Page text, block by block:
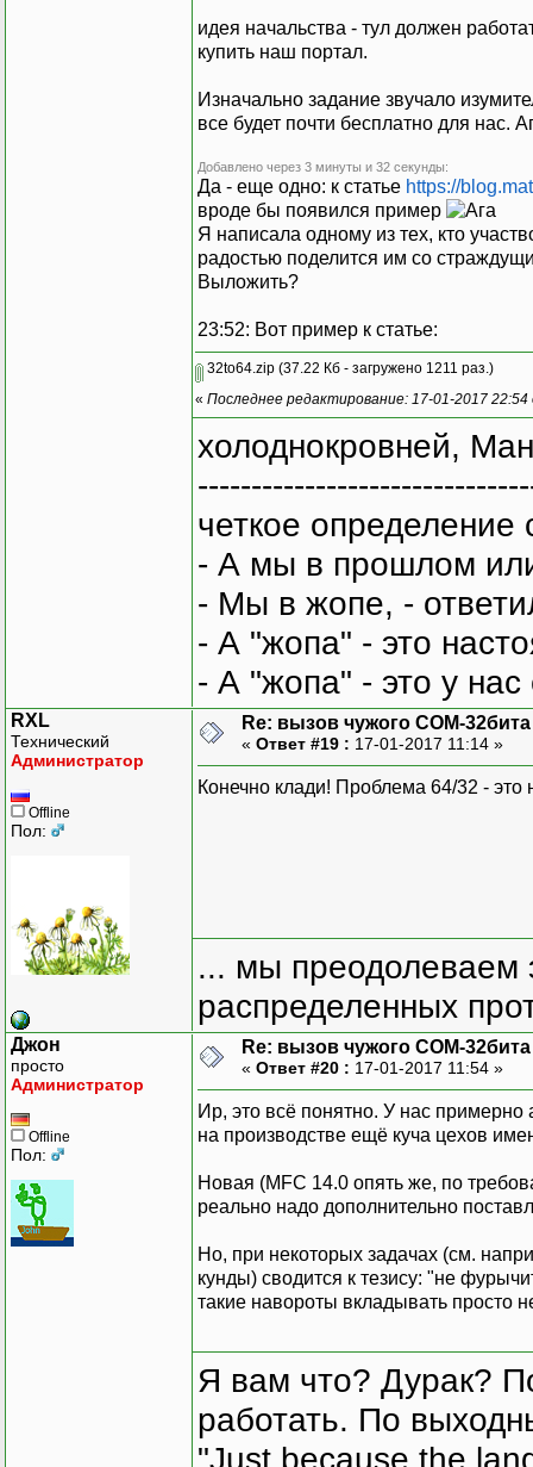
идея начальства - тул должен
купить наш портал.
Изначально задание звучало
все будет почти бесплатно для нас.
Добавлено через 3 минуты и 32 секунды:
Да - еще одно: к статье https://
вроде бы появился пример
Я написала одному из тех, кто
радостью поделится им со
Выложить?
23:52: Вот пример к статье:
32to64.zip (37.22 Кб - загружено 1211 раз.)
« Последнее редактирование: 17-01-2017
холоднокровней,
четкое
- А мы в прошлом
- Мы в жопе, -
- А "жопа" - это
- А "жопа" - это у
RXL
Технический
Администратор
Offline
Пол:
Re: вызов чужого COM-
« Ответ #19 : 17-01-2017 11:14 »
Конечно клади! Проблема 64/32 - это
... мы преодолеваем
распределенных
Джон
просто
Администратор
Offline
Пол:
Re: вызов чужого COM-
« Ответ #20 : 17-01-2017 11:54 »
Ир, это всё понятно. У нас примерно
на производстве ещё куча цехов
Новая (MFC 14.0 опять же, по
реально надо дополнительно
Но, при некоторых задачах (см.
кунды) сводится к тезису: "не
такие навороты вкладывать просто
Я вам что? Дурак?
работать. По
"Just because the